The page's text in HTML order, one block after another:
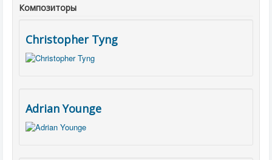
Композиторы
Christopher Tyng
Adrian Younge